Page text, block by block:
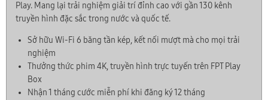
Play. Mang lại trải nghiệm giải trí đỉnh cao với gần 130 kênh
truyền hình đặc sắc trong nước và quốc tế.
Sở hữu Wi-Fi 6 băng tần kép, kết nối mượt mà cho mọi trải
nghiệm
Thưởng thức phim 4K, truyền hình trực tuyến trên FPT Play
Box
Nhận 1 tháng cước miễn phí khi đăng ký 12 tháng